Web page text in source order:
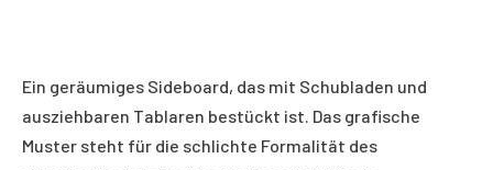
Ein geräumiges Sideboard, das mit Schubladen und
ausziehbaren Tablaren bestückt ist. Das grafische
Muster steht für die schlichte Formalität des